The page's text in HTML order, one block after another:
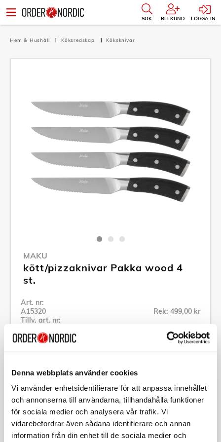
Denna webbplats använder cookies
Vi använder enhetsidentifierare för att anpassa innehållet
och annonserna till användarna, tillhandahålla funktioner
för sociala medier och analysera vår trafik. Vi
vidarebefordrar även sådana identifierare och annan
information från din enhet till de sociala medier och
SÖK BLI KUND LOGGA IN
Hem & Hushåll Köksredskap Köksknivar
MAKU
kött/pizzaknivar Pakka wood 4
st.
Art. nr:
A15320
Tillv. art. nr:
Rek: 499,00 kr
Se alla produkter inom Maku
Beskrivning
Art. nr:A15320